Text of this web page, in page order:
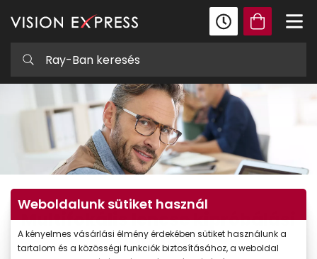
Multifokális lencse kipróbálási
garancia
Weboldalunk sütiket használ
A kényelmes vásárlási élmény érdekében sütiket használunk a
tartalom és a közösségi funkciók biztosításához, a weboldal